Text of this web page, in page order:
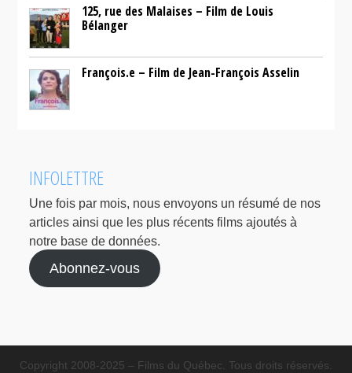
125, rue des Malaises – Film de Louis
Bélanger
François.e – Film de Jean-François Asselin
INFOLETTRE
Une fois par mois, nous envoyons un résumé de nos
articles ainsi que les plus récents films ajoutés à
notre base de données.
Abonnez-vous
Copyright 2008-2025 – Films du Québec. Tous droits réservés.